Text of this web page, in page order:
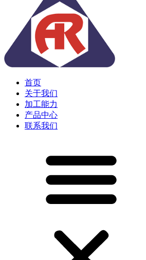
首页
关于我们
加工能力
产品中心
联系我们